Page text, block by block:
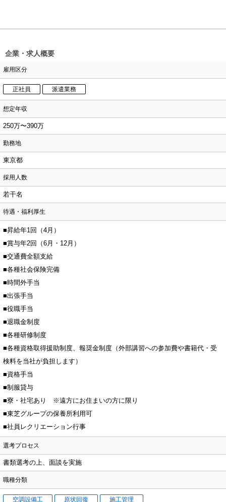
企業・求人概要
雇用区分
正社員 派遣業務
想定年収
250万〜390万
勤務地
東京都
採用人数
若干名
待遇・福利厚生
■昇給年1回（4月）
■賞与年2回（6月・12月）
■交通費全額支給
■各種社会保険完備
■時間外手当
■出張手当
■役職手当
■退職金制度
■各種研修制度
■各種資格取得援助制度、報奨金制度（外部講習への参加費や書籍代・受
検料を当社が負担します）
■資格手当
■制服貸与
■寮・社宅あり ※遠方にお住まいの方に限り
■東芝グループの保養所利用可
■社員レクリエーション行事
選考プロセス
書類選考の上、面談を実施
職種分類
空調設備工 原状回復 施工管理